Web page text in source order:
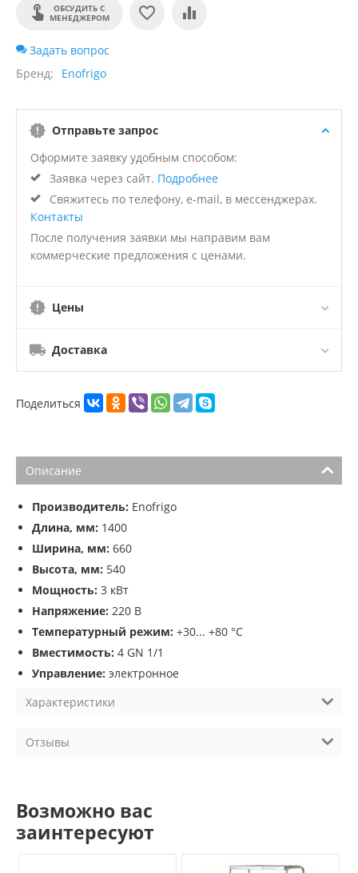
ОБСУДИТЬ С
МЕНЕДЖЕРОМ
Задать вопрос
Бренд
Enofrigo
Отправьте запрос
Оформите заявку удобным способом:
Заявка через сайт. Подробнее
Свяжитесь по телефону, e-mail, в мессенджерах.
Контакты
После получения заявки мы направим вам
коммерческие предложения с ценами.
Цены
Доставка
Поделиться
Описание
Производитель: Enofrigo
Длина, мм: 1400
Ширина, мм: 660
Высота, мм: 540
Мощность: 3 кВт
Напряжение: 220 В
Температурный режим: +30... +80 °C
Вместимость: 4 GN 1/1
Управление: электронное
Характеристики
Отзывы
Возможно вас
заинтересуют